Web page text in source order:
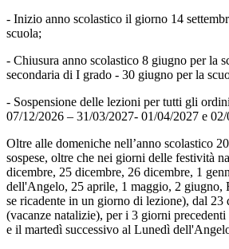
- Inizio anno scolastico il giorno 14
scuola;
- Chiusura anno scolastico 8 giugno per la
secondaria di I grado - 30 giugno per la
- Sospensione delle lezioni per tutti gli
07/12/2026 – 31/03/2027- 01/04/2027 e
Oltre alle domeniche nell’anno scolastico
sospese, oltre che nei giorni delle festività
dicembre, 25 dicembre, 26 dicembre, 1
dell'Angelo, 25 aprile, 1 maggio, 2 giugno,
se ricadente in un giorno di lezione), dal 23
(vacanze natalizie), per i 3 giorni
e il martedì successivo al Lunedì